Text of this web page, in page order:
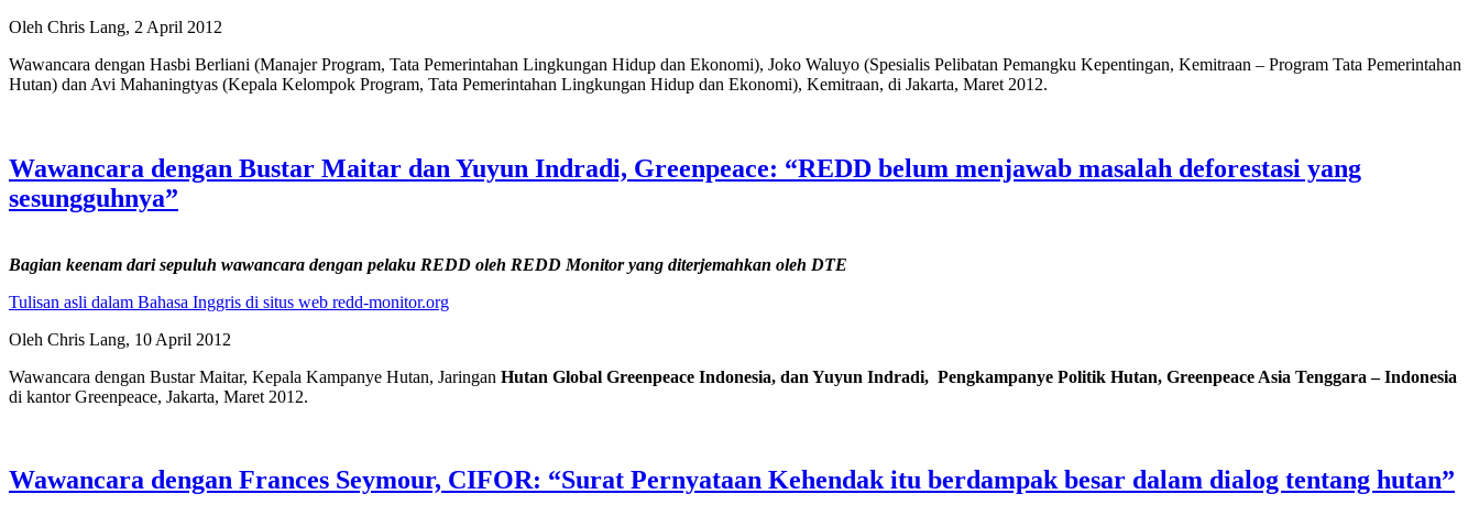
Oleh Chris Lang, 2 April 2012
Wawancara dengan Hasbi Berliani (Manajer Program, Tata Pemerintahan Lingkungan Hidup dan Ekonomi), Joko Waluyo (Spesialis Pelibatan Pemangku Kepentingan, Kemitraan – Program Tata Pemerintahan
Hutan) dan Avi Mahaningtyas (Kepala Kelompok Program, Tata Pemerintahan Lingkungan Hidup dan Ekonomi), Kemitraan, di Jakarta, Maret 2012.
Wawancara dengan Bustar Maitar dan Yuyun Indradi, Greenpeace: “REDD belum menjawab masalah deforestasi yang
sesungguhnya”
Bagian keenam dari sepuluh wawancara dengan pelaku REDD oleh REDD Monitor yang diterjemahkan oleh DTE
Tulisan asli dalam Bahasa Inggris di situs web redd-monitor.org
Oleh Chris Lang, 10 April 2012
Wawancara dengan Bustar Maitar, Kepala Kampanye Hutan, Jaringan Hutan Global Greenpeace Indonesia, dan Yuyun Indradi, Pengkampanye Politik Hutan, Greenpeace Asia Tenggara – Indonesia
di kantor Greenpeace, Jakarta, Maret 2012.
Wawancara dengan Frances Seymour, CIFOR: “Surat Pernyataan Kehendak itu berdampak besar dalam dialog tentang hutan”